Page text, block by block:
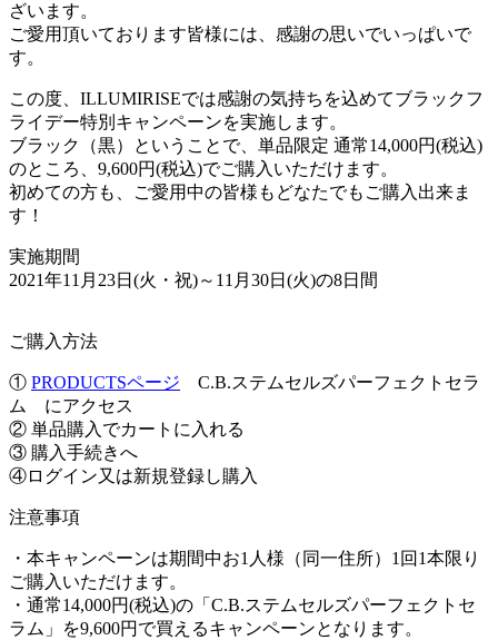
ざいます。
ご愛用頂いております皆様には、感謝の思いでいっぱいで
す。
この度、ILLUMIRISEでは感謝の気持ちを込めてブラックフ
ライデー特別キャンペーンを実施します。
ブラック（黒）ということで、単品限定 通常14,000円(税込)
のところ、9,600円(税込)でご購入いただけます。
初めての方も、ご愛用中の皆様もどなたでもご購入出来ま
す！
実施期間
2021年11月23日(火・祝)～11月30日(火)の8日間
ご購入方法
① PRODUCTSページ C.B.ステムセルズパーフェクトセラ
ム にアクセス
② 単品購入でカートに入れる
③ 購入手続きへ
④ログイン又は新規登録し購入
注意事項
・本キャンペーンは期間中お1人様（同一住所）1回1本限り
ご購入いただけます。
・通常14,000円(税込)の「C.B.ステムセルズパーフェクトセ
ラム」を9,600円で買えるキャンペーンとなります。